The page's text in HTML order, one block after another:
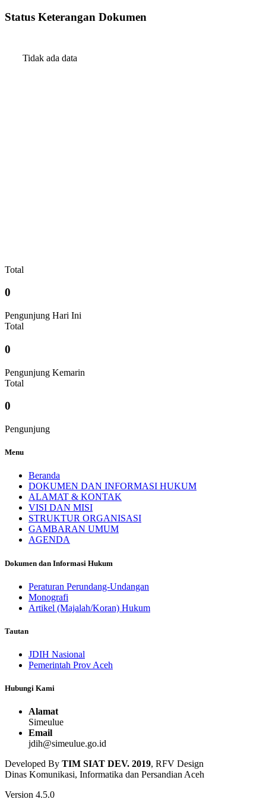
Status Keterangan Dokumen
Tidak ada data
Total
0
Pengunjung Hari Ini
Total
0
Pengunjung Kemarin
Total
0
Pengunjung
Menu
Beranda
DOKUMEN DAN INFORMASI HUKUM
ALAMAT & KONTAK
VISI DAN MISI
STRUKTUR ORGANISASI
GAMBARAN UMUM
AGENDA
Dokumen dan Informasi Hukum
Peraturan Perundang-Undangan
Monografi
Artikel (Majalah/Koran) Hukum
Tautan
JDIH Nasional
Pemerintah Prov Aceh
Hubungi Kami
Alamat
Simeulue
Email
jdih@simeulue.go.id
Developed By TIM SIAT DEV. 2019, RFV Design
Dinas Komunikasi, Informatika dan Persandian Aceh
Version 4.5.0